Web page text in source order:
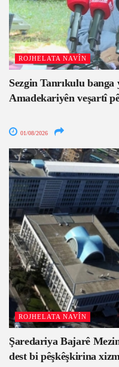
ROJHELATA NAVÎN
Sezgin Tanrıkulu
Amadekariyên veşartî
01/08/2026
ROJHELATA NAVÎN
Şaredariya Bajarê
dest bi pêşkêşkirina